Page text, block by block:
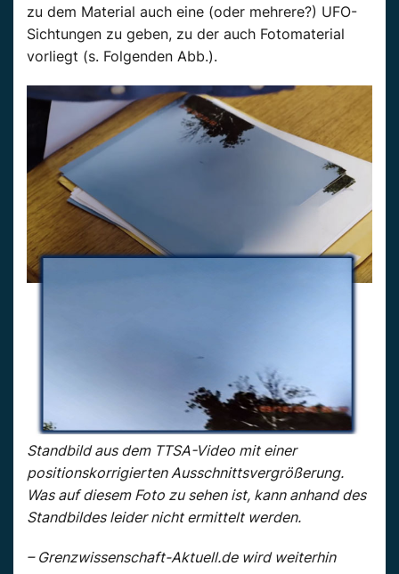
zu dem Material auch eine (oder mehrere?) UFO-
Sichtungen zu geben, zu der auch Fotomaterial
vorliegt (s. Folgenden Abb.).
Standbild aus dem TTSA-Video mit einer
positionskorrigierten Ausschnittsvergrößerung.
Was auf diesem Foto zu sehen ist, kann anhand des
Standbildes leider nicht ermittelt werden.
– Grenzwissenschaft-Aktuell.de wird weiterhin